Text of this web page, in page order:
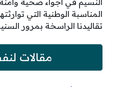
النسيم في أجواء صحية
المناسبة الوطنية التي
تقاليدنا الراسخة بمرور
مقالات